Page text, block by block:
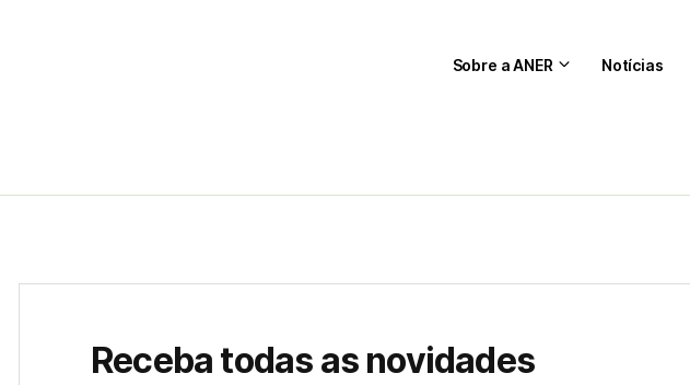
Sobre a ANER Notícias
Receba todas as novidades